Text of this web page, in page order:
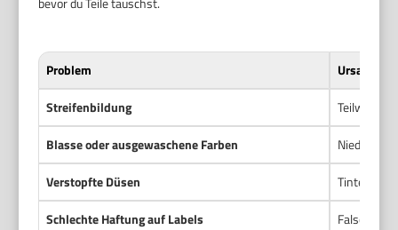
Problem
Ursache
Streifenbildung
Teilweise
Blasse oder ausgewaschene Farben
Niedriger
Verstopfte Düsen
Tinte ist
Schlechte Haftung auf Labels
Falsches